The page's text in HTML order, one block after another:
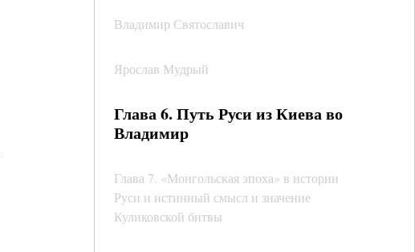
Владимир Святославич
Ярослав Мудрый
Глава 6. Путь Руси из Киева во
Владимир
Глава 7. «Монгольская эпоха» в истории
Руси и истинный смысл и значение
Куликовской битвы